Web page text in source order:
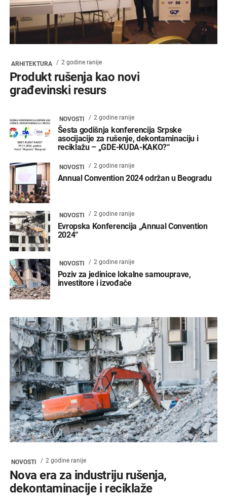
ARHITEKTURA 2 godine ranije
Produkt rušenja kao novi
građevinski resurs
NOVOSTI 2 godine ranije
Šesta godišnja konferencija Srpske
asocijacije za rušenje, dekontaminaciju i
reciklažu – „GDE-KUDA-KAKO?“
NOVOSTI 2 godine ranije
Annual Convention 2024 održan u Beogradu
NOVOSTI 2 godine ranije
Evropska Konferencija „Annual Convention
2024“
NOVOSTI 2 godine ranije
Poziv za jedinice lokalne samouprave,
investitore i izvođače
NOVOSTI 2 godine ranije
Nova era za industriju rušenja,
dekontaminacije i reciklaže